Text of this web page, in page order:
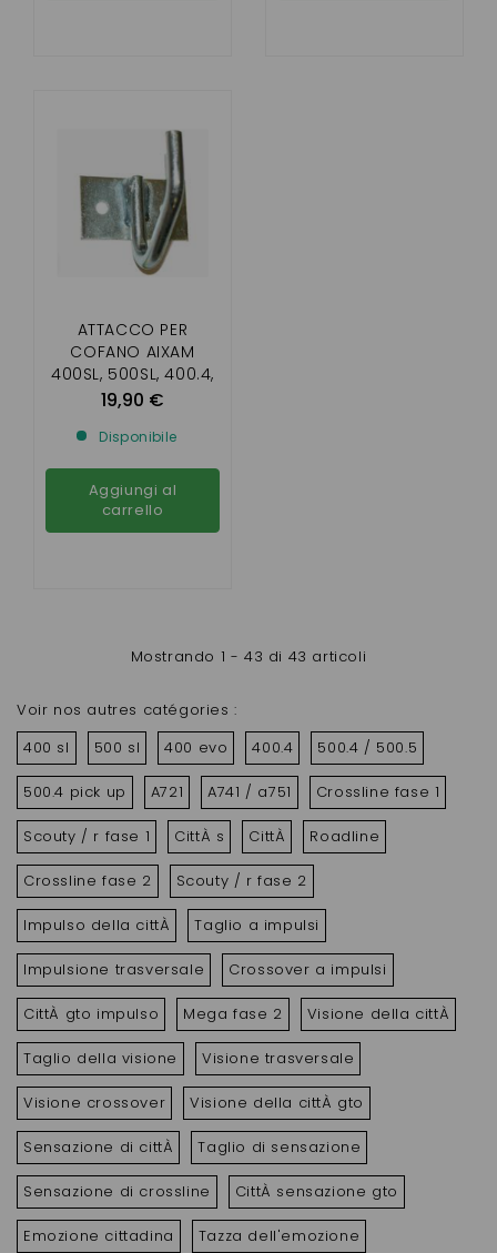
ATTACCO PER
COFANO AIXAM
400SL, 500SL, 400.4,
400EVO, 500.4,
A751, CITY, ROADLINE,
SCOUTY, CROSSLINE/
MEGA FA
19,90 €
Disponibile
Aggiungi al
carrello
Mostrando 1 - 43 di 43 articoli
Voir nos autres catégories :
400 sl
500 sl 400 evo 400.4 500.4 / 500.5
500.4 pick up A721 A741 / a751 Crossline fase 1
Scouty / r fase 1 CittÀ s CittÀ Roadline
Crossline fase 2 Scouty / r fase 2
Impulso della cittÀ Taglio a impulsi
Impulsione trasversale Crossover a impulsi
CittÀ gto impulso Mega fase 2 Visione della cittÀ
Taglio della visione Visione trasversale
Visione crossover Visione della cittÀ gto
Sensazione di cittÀ Taglio di sensazione
Sensazione di crossline CittÀ sensazione gto
Emozione cittadina Tazza dell'emozione